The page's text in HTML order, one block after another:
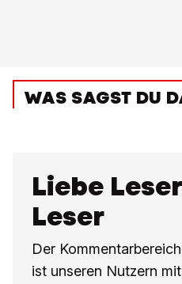
WAS SAGST DU
Liebe
Leser
Der
ist unseren Nutzern